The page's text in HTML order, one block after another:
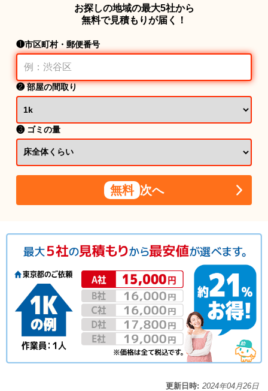
お探しの地域の最大5社から
無料で見積もりが届く！
❶市区町村・郵便番号
❷ 部屋の間取り
❸ ゴミの量
無料 次へ
更新日時: 2024年04月26日